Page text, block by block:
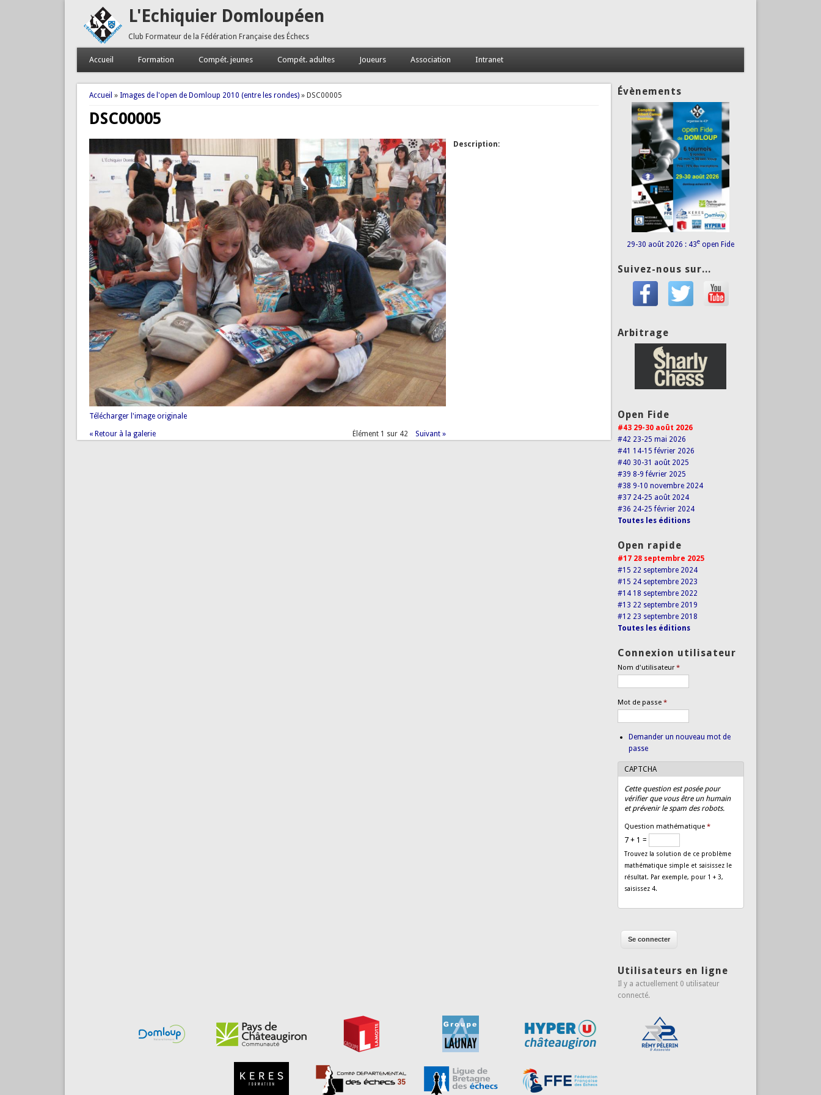
L'Echiquier Domloupéen
Club Formateur de la Fédération Française des Échecs
Accueil Formation Compét. jeunes Compét. adultes Joueurs Association Intranet
Vous êtes ici
Accueil » Images de l'open de Domloup 2010 (entre les rondes)» DSC00005
DSC00005
Télécharger l'image originale
« Retour à la galerie Élément 1 sur 42 Suivant »
Description:
Évènements
29-30 août 2026 : 43e open Fide
Suivez-nous sur...
Arbitrage
Open Fide
#43 29-30 août 2026
#42 23-25 mai 2026
#41 14-15 février 2026
#40 30-31 août 2025
#39 8-9 février 2025
#38 9-10 novembre 2024
#37 24-25 août 2024
#36 24-25 février 2024
Toutes les éditions
Open rapide
#17 28 septembre 2025
#15 22 septembre 2024
#15 24 septembre 2023
#14 18 septembre 2022
#13 22 septembre 2019
#12 23 septembre 2018
Toutes les éditions
Connexion utilisateur
Nom d'utilisateur*
Mot de passe *
Demander un nouveau mot de
passe
CAPTCHA
Cette question est posée pour
vérifier que vous être un humain
et prévenir le spam des robots.
Question mathématique *
7 + 1 =
Trouvez la solution de ce problème
mathématique simple et saisissez le
résultat. Par exemple, pour 1 + 3,
saisissez 4.
Utilisateurs en ligne
Il y a actuellement 0 utilisateur
connecté.